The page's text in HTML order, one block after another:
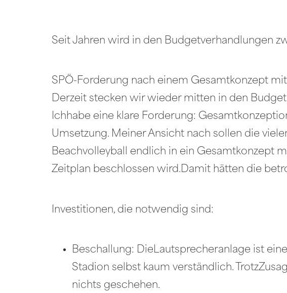
Seit Jahren wird in den Budgetverhandlungen
SPÖ-Forderung nach einem Gesamtkonzept
Derzeit stecken wir wieder mitten in den
Ichhabe eine klare Forderung:
Umsetzung. Meiner Ansicht nach sollen die
Beachvolleyball endlich in ein Gesamtkonzept
Zeitplan beschlossen wird.Damit hätten die
Investitionen, die notwendig sind:
Beschallung: DieLautsprecheranlage ist
Stadion selbst kaum verständlich.
nichts geschehen.